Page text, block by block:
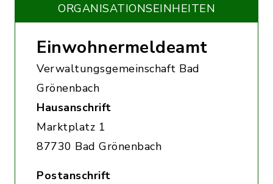
ORGANISATIONS­EINHEITEN
Einwohnermeldeamt
Verwaltungsgemeinschaft Bad
Grönenbach
Hausanschrift
Marktplatz 1
87730 Bad Grönenbach
Postanschrift